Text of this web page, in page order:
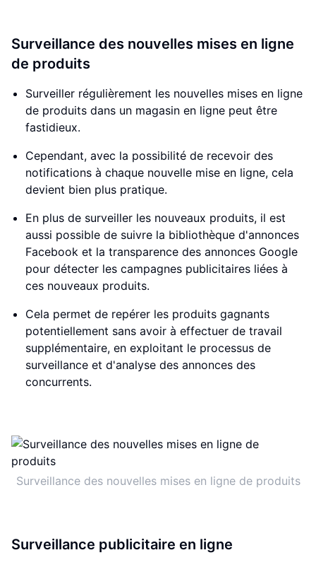
Surveillance des nouvelles mises en ligne
de produits
Surveiller régulièrement les nouvelles mises en ligne
de produits dans un magasin en ligne peut être
fastidieux.
Cependant, avec la possibilité de recevoir des
notifications à chaque nouvelle mise en ligne, cela
devient bien plus pratique.
En plus de surveiller les nouveaux produits, il est
aussi possible de suivre la bibliothèque d'annonces
Facebook et la transparence des annonces Google
pour détecter les campagnes publicitaires liées à
ces nouveaux produits.
Cela permet de repérer les produits gagnants
potentiellement sans avoir à effectuer de travail
supplémentaire, en exploitant le processus de
surveillance et d'analyse des annonces des
concurrents.
Surveillance des nouvelles mises en ligne de produits
Surveillance publicitaire en ligne